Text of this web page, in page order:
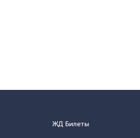
ЖД Билеты